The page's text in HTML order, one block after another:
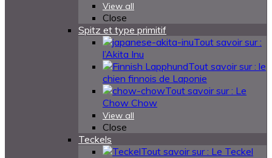
View all
Close
Spitz et type primitif
Tout savoir sur :
l’Akita Inu
Tout savoir sur : le
chien finnois de Laponie
Tout savoir sur : Le
Chow Chow
View all
Close
Teckels
Tout savoir sur : Le Teckel